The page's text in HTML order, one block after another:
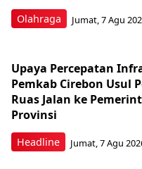
Olahraga Jumat, 7 Agu
Headline
Upaya Percepatan
Pemkab Cirebon Usul
Ruas Jalan ke
Provinsi
Jumat, 7 Agu